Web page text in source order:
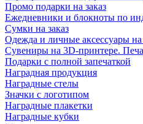
Промо подарки на заказ
Ежедневники и блокноты по
Сумки на заказ
Одежда и личные аксессуары на
Сувениры на 3D-принтере.
Подарки с полной запечаткой
Наградная продукция
Наградные стелы
Значки с логотипом
Наградные плакетки
Наградные кубки